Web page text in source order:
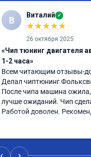
В Виталий ✓
★★★★★
26 октября 2025
«Чип тюнинг двигателя
1-2 часа»
Всем читающим отзывы-
Делал чиптюнинг
После чипа машина
лучше ожиданий. Чип
Работой доволен.